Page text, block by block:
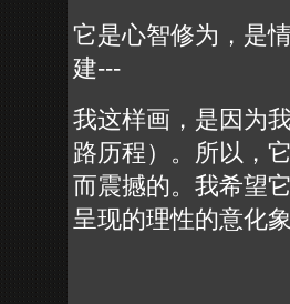
它是心智修为，是
建---
我这样画，是因为
路历程）。所以，
而震撼的。我希望
呈现的理性的意化